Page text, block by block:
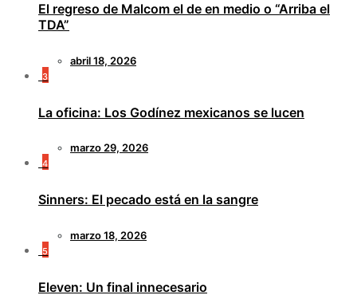
El regreso de Malcom el de en medio o “Arriba el
TDA”
abril 18, 2026
3
La oficina: Los Godínez mexicanos se lucen
marzo 29, 2026
4
Sinners: El pecado está en la sangre
marzo 18, 2026
5
Eleven: Un final innecesario